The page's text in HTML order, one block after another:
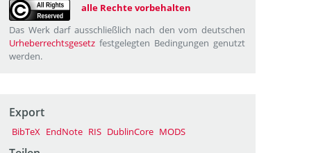
alle Rechte vorbehalten
Das Werk darf ausschließlich nach den vom deutschen
Urheberrechtsgesetz festgelegten Bedingungen genutzt
werden.
Export
BibTeX EndNote RIS DublinCore MODS